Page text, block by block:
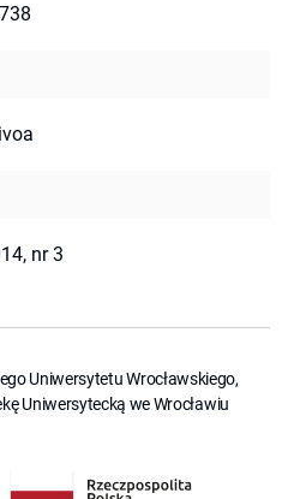
ivoa
nr 3
Uniwersytetu Wrocławskiego,
Uniwersytecką we Wrocławiu